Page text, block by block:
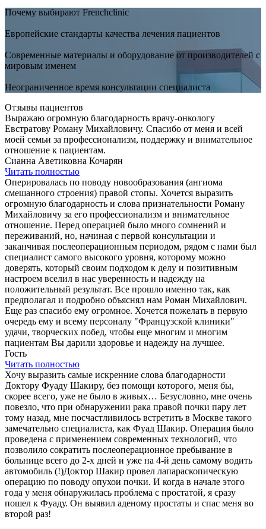
Почему выбирают Frenchclinic
Европейские стандарты качества лечения пациентов
Современные материалы и оборудование от производителей с
мировым именем
Неограниченное время консультации специалиста
Отзывы пациентов
Выражаю огромную благодарность врачу-онкологу
Евстратову Роману Михайловичу. Спасибо от меня и всей
моей семьи за профессионализм, поддержку и внимательное
отношение к пациентам.
Сианна Аветиковна Кочарян
Читать полностью
Оперировалась по поводу новообразования (ангиома
смешанного строения) правой стопы. Хочется выразить
огромную благодарность и слова признательности Роману
Михайловичу за его профессионализм и внимательное
отношение. Перед операцией было много сомнений и
переживаний, но, начиная с первой консультации и
заканчивая послеоперационным периодом, рядом с нами был
специалист самого высокого уровня, которому можно
доверять, который своим подходом к делу и позитивным
настроем вселил в нас уверенность и надежду на
положительный результат. Все прошло именно так, как
предполагал и подробно объяснял нам Роман Михайлович.
Еще раз спасибо ему огромное. Хочется пожелать в первую
очередь ему и всему персоналу "Французской клиники"
удачи, творческих побед, чтобы еще многим и многим
пациентам Вы дарили здоровье и надежду на лучшее.
Гость
Читать полностью
Хочу выразить самые искренние слова благодарности
Доктору Фуаду Шакиру, без помощи которого, меня бы,
скорее всего, уже не было в живых… Безусловно, мне очень
повезло, что при обнаружении рака правой почки пару лет
тому назад, мне посчастливилось встретить в Москве такого
замечательно специалиста, как Фуад Шакир. Операция было
проведена с применением современных технологий, что
позволило сократить послеоперационное пребывание в
больнице всего до 2-х дней и уже на 4-й день самому водить
автомобиль (!)Доктор Шакир провел лапараскопическую
операцию по поводу опухои почки. И когда в начале этого
года у меня обнаружилась проблема с простатой, я сразу
пошел к Фуаду. Он выявил аденому простаты и спас меня во
второй раз!